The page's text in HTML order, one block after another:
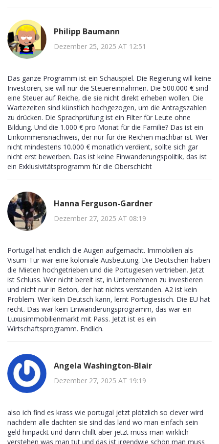
Philipp Baumann
Dezember 25, 2025 AT 12:51
Das ganze Programm ist ein Schauspiel. Die Regierung will keine
Investoren, sie will nur die Steuereinnahmen. Die 500.000 € sind
eine Steuer auf Reiche, die sie nicht direkt erheben wollen. Die
Wartezeiten sind künstlich hochgezogen, um die Antragszahlen
zu drücken. Die Sprachprüfung ist ein Filter für Leute ohne
Bildung. Und die 1.000 € pro Monat für die Familie? Das ist ein
Einkommensnachweis, der nur für die Reichen machbar ist. Wer
nicht mindestens 10.000 € monatlich verdient, sollte sich gar
nicht erst bewerben. Das ist keine Einwanderungspolitik, das ist
ein Exklusivitätsprogramm für die Oberschicht
Hanna Ferguson-Gardner
Dezember 27, 2025 AT 08:19
Portugal hat endlich die Augen aufgemacht. Immobilien als
Visum-Tür war eine koloniale Ausbeutung. Die Deutschen haben
die Mieten hochgetrieben und die Portugiesen vertrieben. Jetzt
ist Schluss. Wer nicht bereit ist, in Unternehmen zu investieren
und nicht nur in Beton, der hat nichts verstanden. A2 ist kein
Problem. Wer kein Deutsch kann, lernt Portugiesisch. Die EU hat
recht. Das war kein Einwanderungsprogramm, das war ein
Luxusimmobilienmarkt mit Pass. Jetzt ist es ein
Wirtschaftsprogramm. Endlich.
Angela Washington-Blair
Dezember 27, 2025 AT 19:19
also ich find es krass wie portugal jetzt plötzlich so clever wird
nachdem alle dachten sie sind das land wo man einfach sein
geld hinpackt und dann chillt aber jetzt muss man wirklich
verstehen was man tut und das ist irgendwie schön man muss